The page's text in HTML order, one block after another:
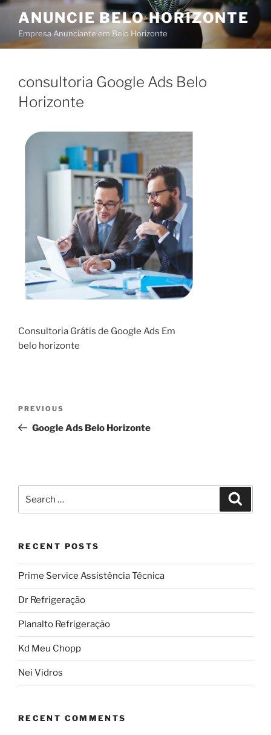
Skip
content
ANUNCIE BELO HORIZONTE
Empresa Anunciante em Belo Horizonte
consultoria Google Ads Belo
Horizonte
Consultoria Grátis de Google Ads Em
belo horizonte
Previous
Post
PREVIOUS
Google Ads Belo Horizonte
for:
RECENT POSTS
Prime Service Assistência Técnica
Dr Refrigeração
Planalto Refrigeração
Kd Meu Chopp
Nei Vidros
RECENT COMMENTS